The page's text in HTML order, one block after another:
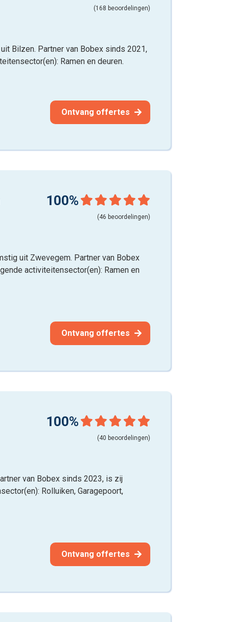
(168 beoordelingen)
Bilzen. Partner van Bobex sinds 2021,
Ramen en deuren.
Ontvang offertes
100%
(46 beoordelingen)
uit Zwevegem. Partner van Bobex
activiteitensector(en): Ramen en
Ontvang offertes
100%
(40 beoordelingen)
van Bobex sinds 2023, is zij
Rolluiken, Garagepoort,
Ontvang offertes